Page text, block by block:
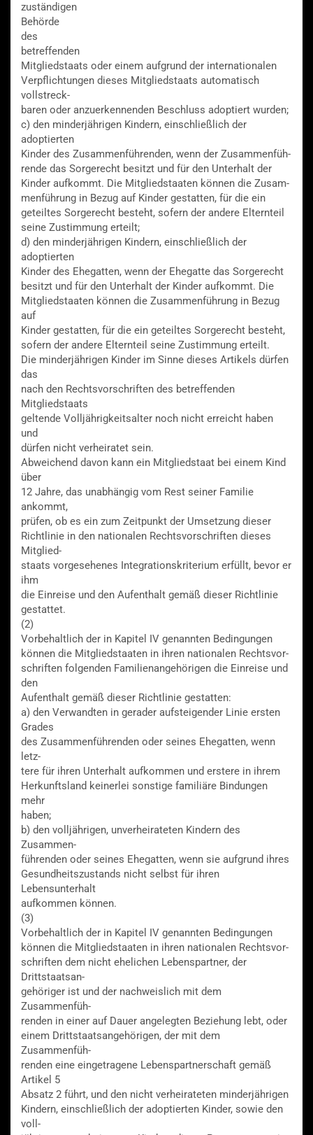
zuständigen
Behörde
des
betreffenden
Mitgliedstaats oder einem aufgrund der internationalen
Verpflichtungen dieses Mitgliedstaats automatisch
vollstreck-
baren oder anzuerkennenden Beschluss adoptiert wurden;
c) den minderjährigen Kindern, einschließlich der
adoptierten
Kinder des Zusammenführenden, wenn der Zusammenfüh-
rende das Sorgerecht besitzt und für den Unterhalt der
Kinder aufkommt. Die Mitgliedstaaten können die Zusam-
menführung in Bezug auf Kinder gestatten, für die ein
geteiltes Sorgerecht besteht, sofern der andere Elternteil
seine Zustimmung erteilt;
d) den minderjährigen Kindern, einschließlich der
adoptierten
Kinder des Ehegatten, wenn der Ehegatte das Sorgerecht
besitzt und für den Unterhalt der Kinder aufkommt. Die
Mitgliedstaaten können die Zusammenführung in Bezug
auf
Kinder gestatten, für die ein geteiltes Sorgerecht besteht,
sofern der andere Elternteil seine Zustimmung erteilt.
Die minderjährigen Kinder im Sinne dieses Artikels dürfen
das
nach den Rechtsvorschriften des betreffenden
Mitgliedstaats
geltende Volljährigkeitsalter noch nicht erreicht haben
und
dürfen nicht verheiratet sein.
Abweichend davon kann ein Mitgliedstaat bei einem Kind
über
12 Jahre, das unabhängig vom Rest seiner Familie
ankommt,
prüfen, ob es ein zum Zeitpunkt der Umsetzung dieser
Richtlinie in den nationalen Rechtsvorschriften dieses
Mitglied-
staats vorgesehenes Integrationskriterium erfüllt, bevor er
ihm
die Einreise und den Aufenthalt gemäß dieser Richtlinie
gestattet.
(2)
Vorbehaltlich der in Kapitel IV genannten Bedingungen
können die Mitgliedstaaten in ihren nationalen Rechtsvor-
schriften folgenden Familienangehörigen die Einreise und
den
Aufenthalt gemäß dieser Richtlinie gestatten:
a) den Verwandten in gerader aufsteigender Linie ersten
Grades
des Zusammenführenden oder seines Ehegatten, wenn
letz-
tere für ihren Unterhalt aufkommen und erstere in ihrem
Herkunftsland keinerlei sonstige familiäre Bindungen
mehr
haben;
b) den volljährigen, unverheirateten Kindern des
Zusammen-
führenden oder seines Ehegatten, wenn sie aufgrund ihres
Gesundheitszustands nicht selbst für ihren
Lebensunterhalt
aufkommen können.
(3)
Vorbehaltlich der in Kapitel IV genannten Bedingungen
können die Mitgliedstaaten in ihren nationalen Rechtsvor-
schriften dem nicht ehelichen Lebenspartner, der
Drittstaatsan-
gehöriger ist und der nachweislich mit dem
Zusammenfüh-
renden in einer auf Dauer angelegten Beziehung lebt, oder
einem Drittstaatsangehörigen, der mit dem
Zusammenfüh-
renden eine eingetragene Lebenspartnerschaft gemäß
Artikel 5
Absatz 2 führt, und den nicht verheirateten minderjährigen
Kindern, einschließlich der adoptierten Kinder, sowie den
voll-